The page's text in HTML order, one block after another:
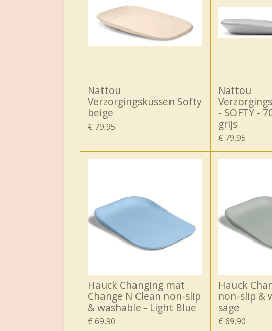
Nattou
Verzorgingskussen Softy
beige
€ 79,95
Nattou
- SOFTY -
grijs
€ 79,95
Hauck Changing mat
Change N Clean non-slip
& washable - Light Blue
€ 69,90
Hauck
non-slip &
sage
€ 69,90